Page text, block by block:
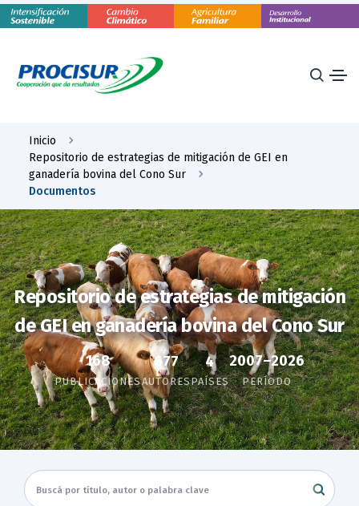
Inicio
Repositorio de estrategias de mitigación de GEI en
ganadería bovina del Cono Sur
Documentos
Repositorio de estrategias de mitigación
de GEI en ganadería bovina del Cono Sur
168
PUBLICACIONES
677
AUTORES
4
PAÍSES
2007–2026
PERÍODO